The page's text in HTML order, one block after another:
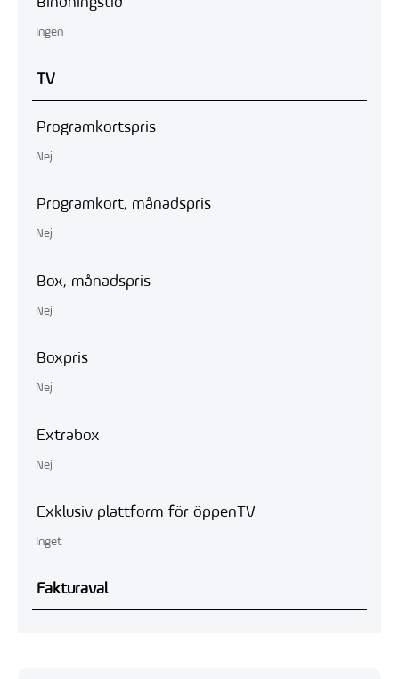
Ingen
TV
Programkortspris
Nej
Programkort, månadspris
Nej
Box, månadspris
Nej
Boxpris
Nej
Extrabox
Nej
Exklusiv plattform för öppenTV
Inget
Fakturaval